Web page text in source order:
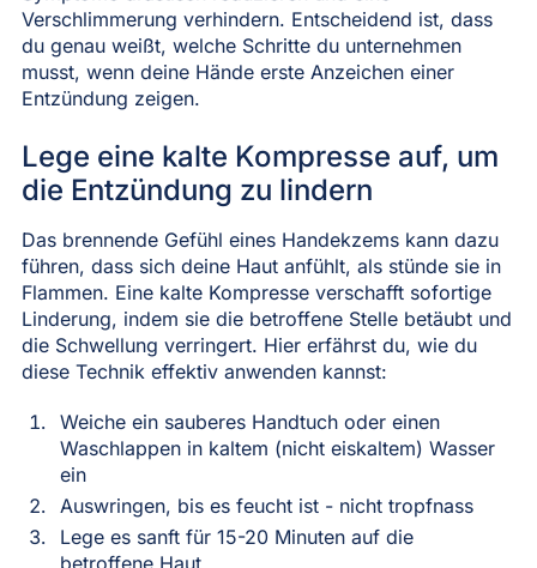
Verschlimmerung verhindern. Entscheidend ist, dass
du genau weißt, welche Schritte du unternehmen
musst, wenn deine Hände erste Anzeichen einer
Entzündung zeigen.
Lege eine kalte Kompresse auf, um
die Entzündung zu lindern
Das brennende Gefühl eines Handekzems kann dazu
führen, dass sich deine Haut anfühlt, als stünde sie in
Flammen. Eine kalte Kompresse verschafft sofortige
Linderung, indem sie die betroffene Stelle betäubt und
die Schwellung verringert. Hier erfährst du, wie du
diese Technik effektiv anwenden kannst:
Weiche ein sauberes Handtuch oder einen
Waschlappen in kaltem (nicht eiskaltem) Wasser
ein
Auswringen, bis es feucht ist - nicht tropfnass
Lege es sanft für 15-20 Minuten auf die
betroffene Haut